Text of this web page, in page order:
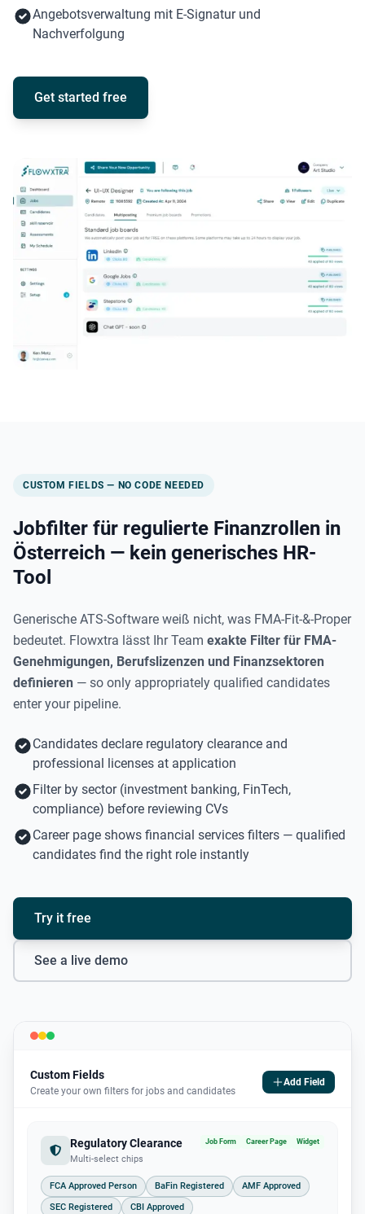
Angebotsverwaltung mit E-Signatur und
Nachverfolgung
Get started free
CUSTOM FIELDS — NO CODE NEEDED
Jobfilter für regulierte Finanzrollen in
Österreich — kein generisches HR-
Tool
Generische ATS-Software weiß nicht, was FMA-Fit-&-Proper
bedeutet. Flowxtra lässt Ihr Team exakte Filter für FMA-
Genehmigungen, Berufslizenzen und Finanzsektoren
definieren — so only appropriately qualified candidates
enter your pipeline.
Candidates declare regulatory clearance and
professional licenses at application
Filter by sector (investment banking, FinTech,
compliance) before reviewing CVs
Career page shows financial services filters — qualified
candidates find the right role instantly
Try it free
See a live demo
Custom Fields
Create your own filters for jobs and candidates
Add Field
Regulatory Clearance
Multi-select chips
Job Form Career Page Widget
FCA Approved Person BaFin Registered
AMF Approved
SEC Registered
CBI Approved